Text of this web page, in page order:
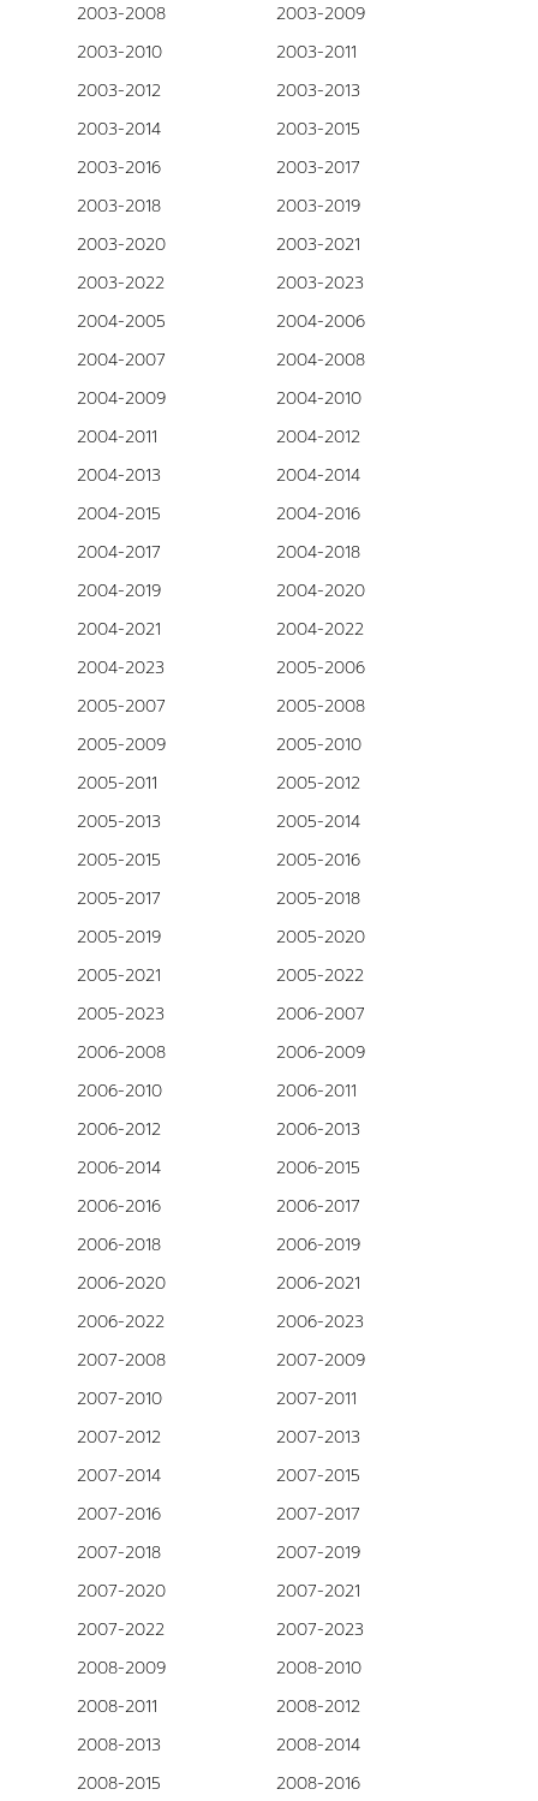
2003-2008
2003-2009
2003-2010
2003-2011
2003-2012
2003-2013
2003-2014
2003-2015
2003-2016
2003-2017
2003-2018
2003-2019
2003-2020
2003-2021
2003-2022
2003-2023
2004-2005
2004-2006
2004-2007
2004-2008
2004-2009
2004-2010
2004-2011
2004-2012
2004-2013
2004-2014
2004-2015
2004-2016
2004-2017
2004-2018
2004-2019
2004-2020
2004-2021
2004-2022
2004-2023
2005-2006
2005-2007
2005-2008
2005-2009
2005-2010
2005-2011
2005-2012
2005-2013
2005-2014
2005-2015
2005-2016
2005-2017
2005-2018
2005-2019
2005-2020
2005-2021
2005-2022
2005-2023
2006-2007
2006-2008
2006-2009
2006-2010
2006-2011
2006-2012
2006-2013
2006-2014
2006-2015
2006-2016
2006-2017
2006-2018
2006-2019
2006-2020
2006-2021
2006-2022
2006-2023
2007-2008
2007-2009
2007-2010
2007-2011
2007-2012
2007-2013
2007-2014
2007-2015
2007-2016
2007-2017
2007-2018
2007-2019
2007-2020
2007-2021
2007-2022
2007-2023
2008-2009
2008-2010
2008-2011
2008-2012
2008-2013
2008-2014
2008-2015
2008-2016